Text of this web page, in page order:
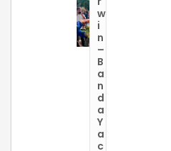
w
i
n
–
B
a
n
d
a
Y
a
c